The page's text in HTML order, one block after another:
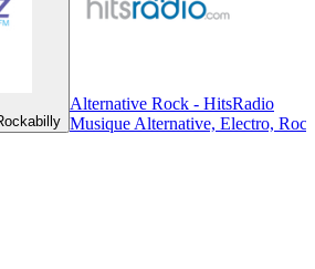
Alternative Rock - HitsRadio
Musique Alternative, Electro,